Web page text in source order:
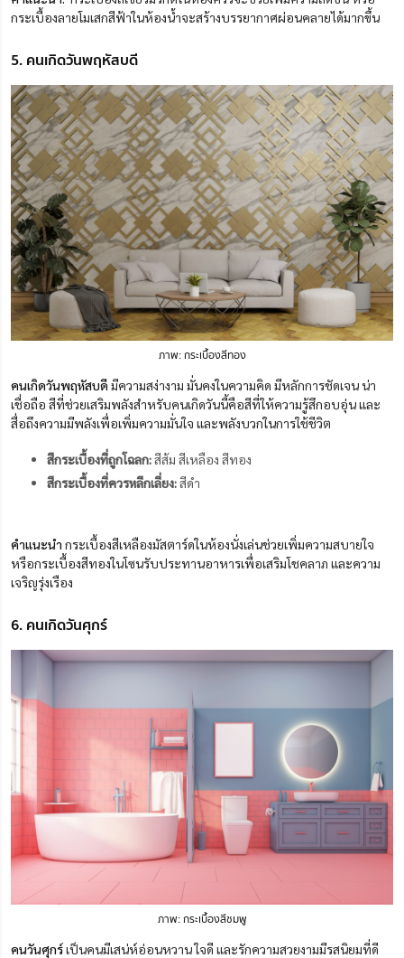
กระเบื้องลายโมเสกสีฟ้าในห้องน้ำจะสร้างบรรยากาศผ่อนคลายได้มากขึ้น
5. คนเกิดวันพฤหัสบดี
ภาพ: กระเบื้องสีทอง
คนเกิดวันพฤหัสบดี มีความสง่างาม มั่นคงในความคิด มีหลักการชัดเจน น่า
เชื่อถือ สีที่ช่วยเสริมพลังสำหรับคนเกิดวันนี้คือสีที่ให้ความรู้สึกอบอุ่น และ
สื่อถึงความมีพลังเพื่อเพิ่มความมั่นใจ และพลังบวกในการใช้ชีวิต
สีกระเบื้องที่ถูกโฉลก:สีส้ม สีเหลือง สีทอง
สีกระเบื้องที่ควรหลีกเลี่ยง:สีดำ
คำแนะนำ กระเบื้องสีเหลืองมัสตาร์ดในห้องนั่งเล่นช่วยเพิ่มความสบายใจ
หรือกระเบื้องสีทองในโซนรับประทานอาหารเพื่อเสริมโชคลาภ และความ
เจริญรุ่งเรือง
6. คนเกิดวันศุกร์
ภาพ: กระเบื้องสีชมพู
คนวันศุกร์เป็นคนมีเสน่ห์อ่อนหวาน ใจดี และรักความสวยงามมีรสนิยมที่ดี